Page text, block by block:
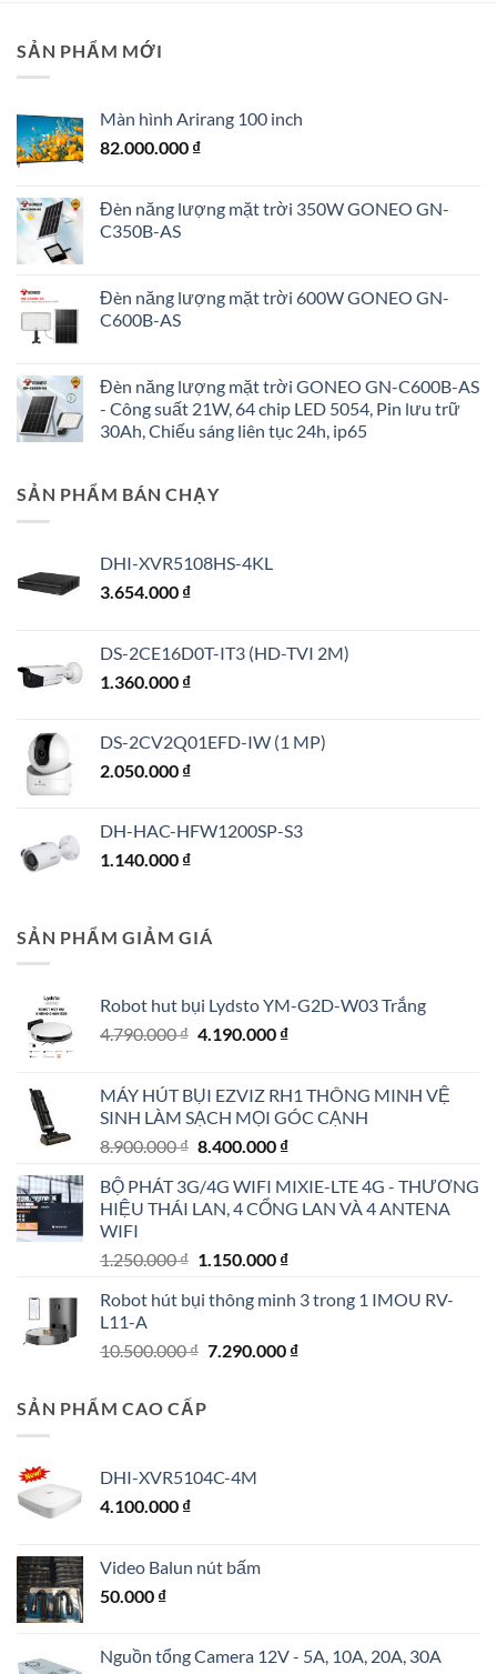
SẢN PHẨM MỚI
Màn hình Arirang 100 inch
82.000.000 ₫
Đèn năng lượng mặt trời 350W GONEO GN-
C350B-AS
Đèn năng lượng mặt trời 600W GONEO GN-
C600B-AS
Đèn năng lượng mặt trời GONEO GN-C600B-AS
- Công suất 21W, 64 chip LED 5054, Pin lưu trữ
30Ah, Chiếu sáng liên tục 24h, ip65
SẢN PHẨM BÁN CHẠY
DHI-XVR5108HS-4KL
3.654.000 ₫
DS-2CE16D0T-IT3 (HD-TVI 2M)
1.360.000 ₫
DS-2CV2Q01EFD-IW (1 MP)
2.050.000 ₫
DH-HAC-HFW1200SP-S3
1.140.000 ₫
SẢN PHẨM GIẢM GIÁ
Robot hut bụi Lydsto YM-G2D-W03 Trắng
4.790.000₫ Giá
4.790.000 ₫.
4.190.000 ₫Giá
là:
4.190.000 ₫.
MÁY HÚT BỤI EZVIZ RH1 THÔNG MINH VỆ
SINH LÀM SẠCH MỌI GÓC CẠNH
8.900.000₫ Giá
là:
8.900.000 ₫.
8.400.000 ₫Giá
tại
là:
BỘ PHÁT 3G/4G WIFI MIXIE-LTE 4G - THƯƠNG
HIỆU THÁI LAN, 4 CỔNG LAN VÀ 4 ANTENA
WIFI
1.250.000₫ Giá
là:
1.150.000 ₫Giá
tại
1.150.000 ₫.
Robot hút bụi thông minh 3 trong 1 IMOU RV-
L11-A
10.500.000₫ Giá
7.290.000 ₫Giá
SẢN PHẨM CAO CẤP
DHI-XVR5104C-4M
4.100.000 ₫
Video Balun nút bấm
50.000 ₫
Nguồn tổng Camera 12V - 5A, 10A, 20A, 30A